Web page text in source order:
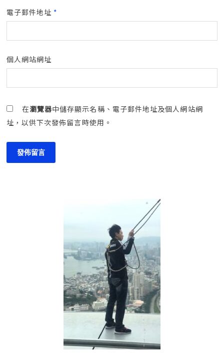
電子郵件地址 *
個人網站網址
在瀏覽器中儲存顯示名稱、電子郵件地址及個人網站網
址，以供下次發佈留言時使用。